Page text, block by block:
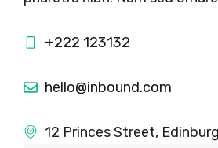
+222 123132
hello@inbound.com
12 Princes Street,